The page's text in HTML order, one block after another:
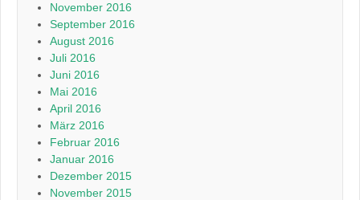
November 2016
September 2016
August 2016
Juli 2016
Juni 2016
Mai 2016
April 2016
März 2016
Februar 2016
Januar 2016
Dezember 2015
November 2015